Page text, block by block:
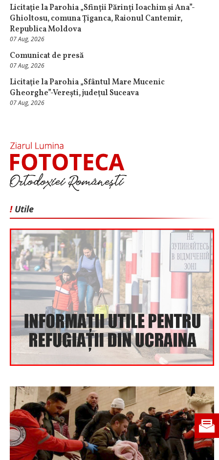
! Utile
Licitaţie la Parohia „Sfinții Părinți Ioachim și Ana”-
Ghioltosu, comuna Țiganca, Raionul Cantemir,
Republica Moldova
07 Aug, 2026
Comunicat de presă
07 Aug, 2026
Licitaţie la Parohia „Sfântul Mare Mucenic
Gheorghe”-Verești, judeţul Suceava
07 Aug, 2026